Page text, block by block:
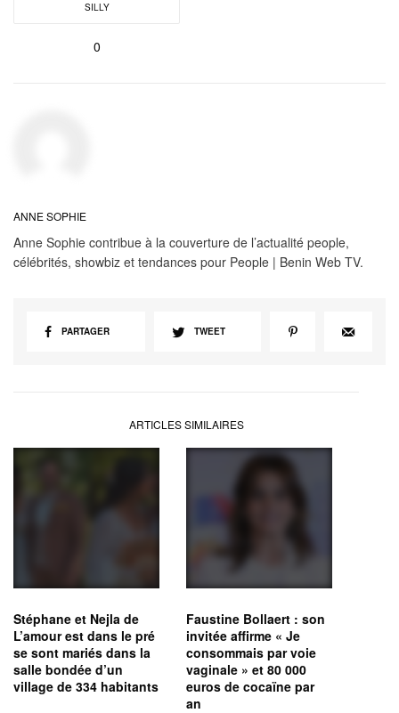
SILLY
0
ANNE SOPHIE
Anne Sophie contribue à la couverture de l’actualité people,
célébrités, showbiz et tendances pour People | Benin Web TV.
PARTAGER TWEET
ARTICLES SIMILAIRES
Stéphane et Nejla de
L’amour est dans le pré
se sont mariés dans la
salle bondée d’un
village de 334 habitants
Faustine Bollaert : son
invitée affirme « Je
consommais par voie
vaginale » et 80 000
euros de cocaïne par
an